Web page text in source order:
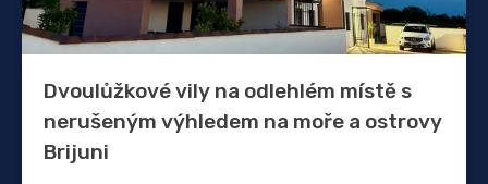
Dvoulůžkové vily na odlehlém místě s
nerušeným výhledem na moře a ostrovy
Brijuni